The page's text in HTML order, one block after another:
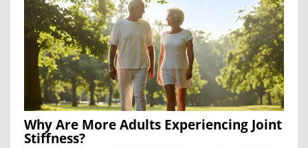
Why Are More Adults Experiencing Joint
Stiffness?